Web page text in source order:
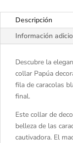
Descripción
Información
Descubre la
collar Papúa
fila de caracolas
final.
Este collar de
belleza de las
cautivadora. El